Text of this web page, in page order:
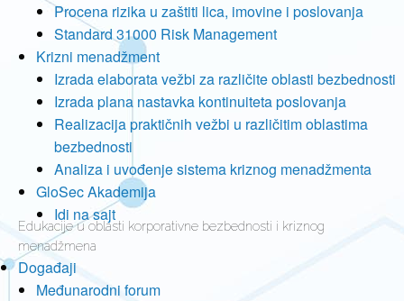
Procena rizika u zaštiti lica, imovine i poslovanja
Standard 31000 Risk Management
Krizni menadžment
Izrada elaborata vežbi za različite oblasti bezbednosti
Izrada plana nastavka kontinuiteta poslovanja
Realizacija praktičnih vežbi u različitim oblastima
bezbednosti
Analiza i uvođenje sistema kriznog menadžmenta
GloSec Akademija
Idi na sajt
Edukacije u oblasti korporativne bezbednosti i kriznog
menadžmena
Događaji
Međunarodni forum